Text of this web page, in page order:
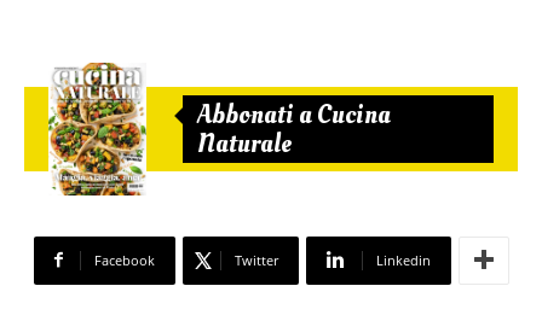
Abbonati a Cucina
Naturale
Facebook Twitter Linkedin